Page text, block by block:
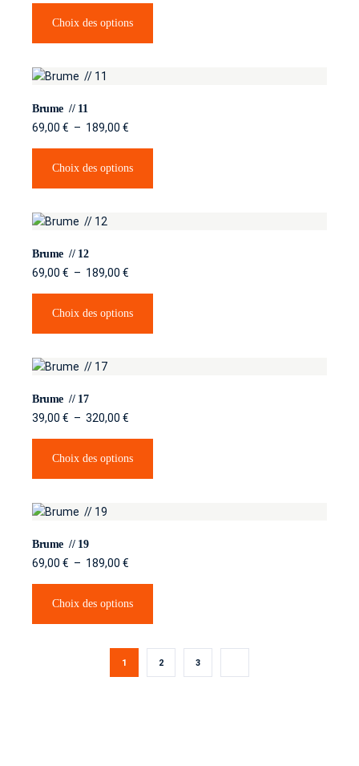
News
Choix des options
Brume // 11
69,00 € – 189,00 €
Choix des options
Brume // 12
69,00 € – 189,00 €
Choix des options
Brume // 17
39,00 € – 320,00 €
Choix des options
Brume // 19
69,00 € – 189,00 €
Choix des options
1 2 3